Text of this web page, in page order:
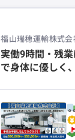
福山瑞穂運輸株式会
実働9時間・残
で身体に優しく